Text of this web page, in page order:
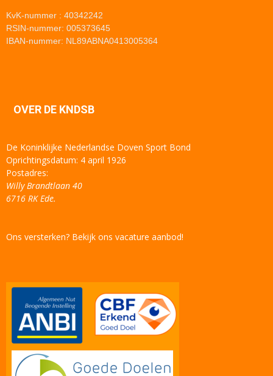
KvK-nummer : 40342242
RSIN-nummer: 005373645
IBAN-nummer: NL89ABNA0413005364
OVER DE KNDSB
De Koninklijke Nederlandse Doven Sport Bond
Oprichtingsdatum: 4 april 1926
Postadres:
Willy Brandtlaan 40
6716 RK Ede.
Ons versterken? Bekijk ons vacature aanbod!